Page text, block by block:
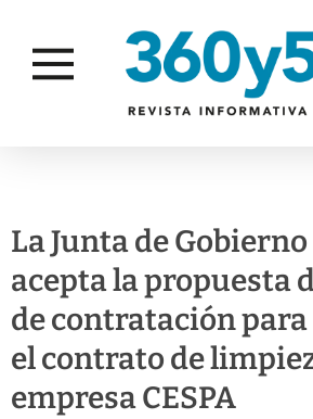
La Junta de
acepta la propuesta
de contratación
el contrato de
empresa CESPA